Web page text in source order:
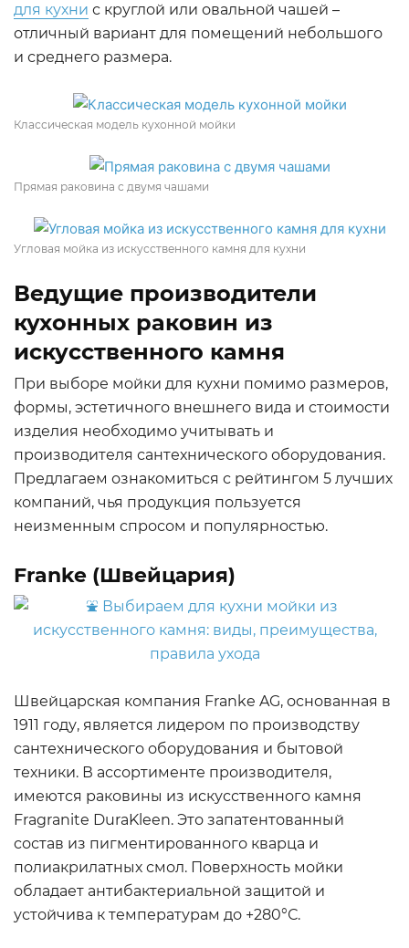
для кухни с круглой или овальной чашей –
отличный вариант для помещений небольшого
и среднего размера.
Классическая модель кухонной мойки
Прямая раковина с двумя чашами
Угловая мойка из искусственного камня для кухни
Ведущие производители
кухонных раковин из
искусственного камня
При выборе мойки для кухни помимо размеров,
формы, эстетичного внешнего вида и стоимости
изделия необходимо учитывать и
производителя сантехнического оборудования.
Предлагаем ознакомиться с рейтингом 5 лучших
компаний, чья продукция пользуется
неизменным спросом и популярностью.
Franke (Швейцария)
Швейцарская компания Franke AG, основанная в
1911 году, является лидером по производству
сантехнического оборудования и бытовой
техники. В ассортименте производителя,
имеются раковины из искусственного камня
Fragranite DuraKleen. Это запатентованный
состав из пигментированного кварца и
полиакрилатных смол. Поверхность мойки
обладает антибактериальной защитой и
устойчива к температурам до +280°С.